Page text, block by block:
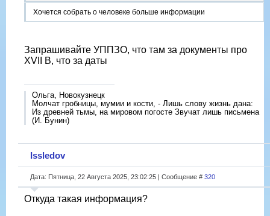
Хочется собрать о человеке больше информации
Запрашивайте УППЗО, что там за документы про
XVII B, что за даты
Ольга, Новокузнецк
Молчат гробницы, мумии и кости, - Лишь слову жизнь дана:
Из древней тьмы, на мировом погосте Звучат лишь письмена
(И. Бунин)
Issledov
Дата: Пятница, 22 Августа 2025, 23:02:25 | Сообщение # 320
Откуда такая информация?